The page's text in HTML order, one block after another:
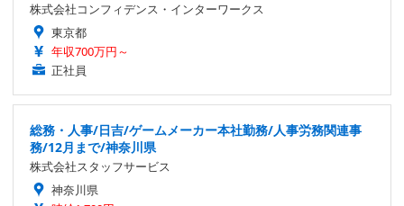
株式会社コンフィデンス・インターワークス
東京都
年収700万円～
正社員
総務・人事/日吉/ゲームメーカー本社勤務/人事労務関連事
務/12月まで/神奈川県
株式会社スタッフサービス
神奈川県